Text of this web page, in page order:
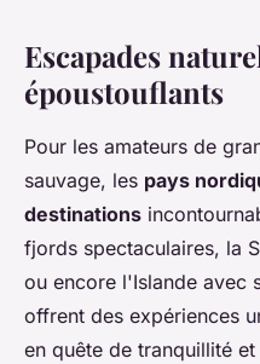
Escapades
époustouflants
Pour les amateurs de
sauvage, les pays
destinations
fjords spectaculaires, la
ou encore l'Islande avec
offrent des expériences
en quête de tranquillité et